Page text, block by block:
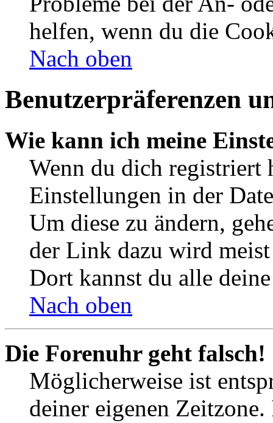
helfen, wenn du die
Nach oben
Benutzerpräferenzen
Wie kann ich meine
Wenn du dich registriert
Einstellungen in der
Um diese zu ändern,
der Link dazu wird
Dort kannst du alle
Nach oben
Die Forenuhr geht falsch!
Möglicherweise ist
deiner eigenen